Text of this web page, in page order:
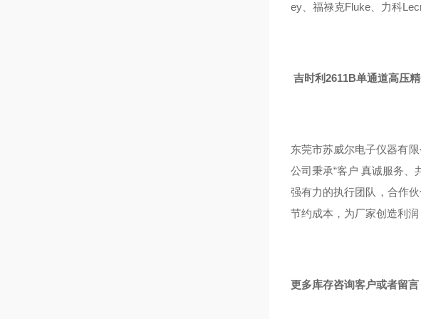
ey、福禄克Fluke、力科
吉时利2611B单通道高压
东莞市苏威尔电子仪器有
公司秉承“客户 真诚服务
强有力的执行团队，合作
节约成本，为厂家创造利润
更多库存咨询客户或者留